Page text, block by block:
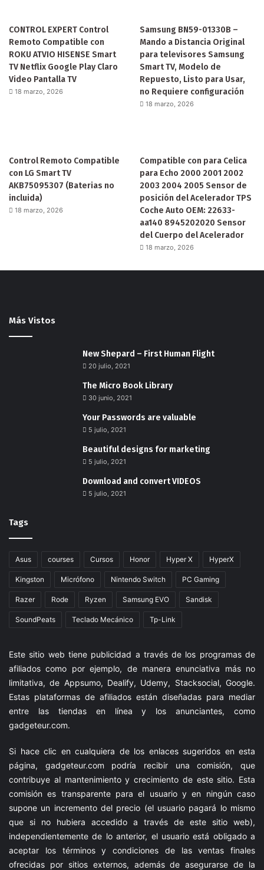
CONTROL EXPERT Control
Remoto Compatible con
ROKU ATVIO HISENSE Smart
TV Netflix Google Play Claro
Video Pantalla TV
18 marzo, 2026
Samsung BN59-01330B –
Mando a Distancia Original
para televisores Samsung
Smart TV, Modelo de
Repuesto, Listo para Usar,
no Requiere configuración
18 marzo, 2026
Control Remoto Compatible
con LG Smart TV
AKB75095307 (Baterias no
incluida)
18 marzo, 2026
Compatible con para Celica
para Echo 2000 2001 2002
2003 2004 2005 Sensor de
posición del Acelerador TPS
Coche Auto OEM: 22633-
aa140 8945202020 Sensor
del Cuerpo del Acelerador
18 marzo, 2026
Más Vistos
New Shepard – First Human Flight
20 julio, 2021
The Micro Book Library
30 junio, 2021
Your Passwords are valuable
5 julio, 2021
Beautiful designs for marketing
5 julio, 2021
Download and convert VIDEOS
5 julio, 2021
Tags
Asus courses Cursos Honor Hyper X HyperX
Kingston Micrófono Nintendo Switch PC Gaming
Razer Rode Ryzen Samsung EVO Sandisk
SoundPeats Teclado Mecánico Tp-Link
Este sitio web tiene publicidad a través de los programas de
afiliados como por ejemplo, de manera enunciativa más no
limitativa, de Appsumo, Dealify, Udemy, Stacksocial, Google.
Estas plataformas de afiliados están diseñadas para mediar
entre las tiendas en línea y los anunciantes, como
gadgeteur.com.
Si hace clic en cualquiera de los enlaces sugeridos en esta
página, gadgeteur.com podría recibir una comisión, que
contribuye al mantenimiento y crecimiento de este sitio. Esta
comisión es transparente para el usuario y en ningún caso
supone un incremento del precio (el usuario pagará lo mismo
que si no hubiera accedido a través de este sitio web),
independientemente de lo anterior, el usuario está obligado a
aceptar los términos y condiciones de las ventas finales
ofrecidas por sitios externos, además de asegurarse de la